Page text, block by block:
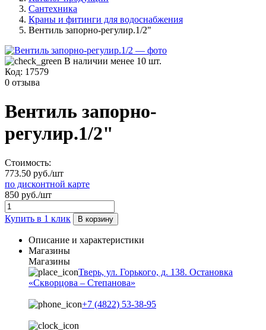
Сантехника
Краны и фитинги для водоснабжения
Вентиль запорно-регулир.1/2"
В наличии менее 10 шт.
Код: 17579
0 отзыва
Вентиль запорно-
регулир.1/2"
Стоимость:
773.50 руб./шт
по дисконтной карте
850 руб./шт
Купить в 1 клик В корзину
Описание и характеристики
Магазины
Магазины
Тверь, ул. Горького, д. 138. Остановка
«Скворцова – Степанова»
+7 (4822) 53-38-95